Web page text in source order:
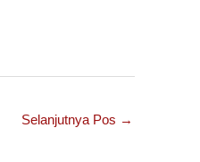
Selanjutnya Pos →